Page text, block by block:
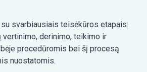
svarbiausiais teisėkūros etapais:
derinimo, teikimo ir
procedūromis bei šį procesą
nuostatomis.